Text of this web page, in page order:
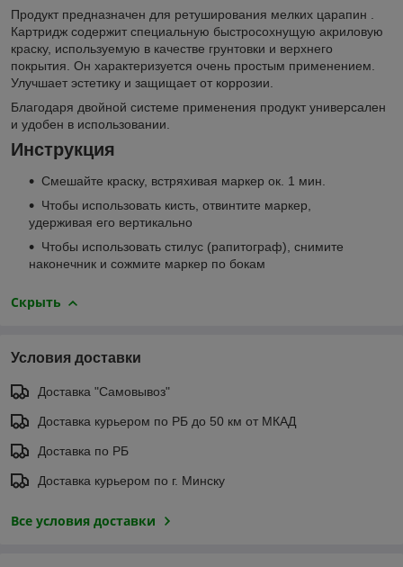
Продукт предназначен для ретуширования мелких царапин .
Картридж содержит специальную быстросохнущую акриловую
краску, используемую в качестве грунтовки и верхнего
покрытия. Он характеризуется очень простым применением.
Улучшает эстетику и защищает от коррозии.
Благодаря двойной системе применения продукт универсален
и удобен в использовании.
Инструкция
Смешайте краску, встряхивая маркер ок. 1 мин.
Чтобы использовать кисть, отвинтите маркер,
удерживая его вертикально
Чтобы использовать стилус (рапитограф), снимите
наконечник и сожмите маркер по бокам
Скрыть
Условия доставки
Доставка "Самовывоз"
Доставка курьером по РБ до 50 км от МКАД
Доставка по РБ
Доставка курьером по г. Минску
Все условия доставки